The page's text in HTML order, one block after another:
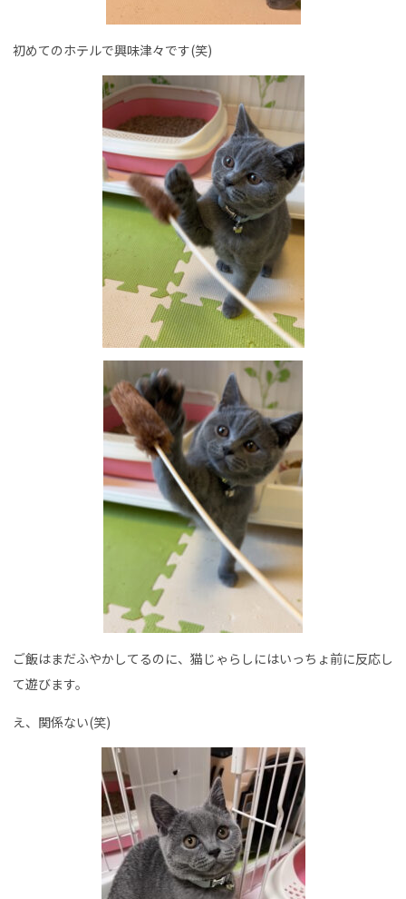
初めてのホテルで興味津々です(笑)
ご飯はまだふやかしてるのに、猫じゃらしにはいっちょ前に反応し
て遊びます。
え、関係ない(笑)